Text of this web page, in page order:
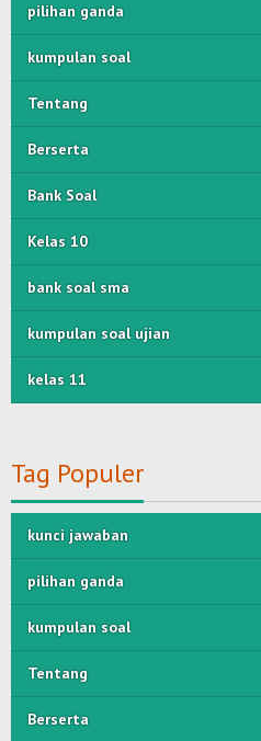
pilihan ganda
kumpulan soal
Tentang
Berserta
Bank Soal
Kelas 10
bank soal sma
kumpulan soal ujian
kelas 11
Tag Populer
kunci jawaban
pilihan ganda
kumpulan soal
Tentang
Berserta